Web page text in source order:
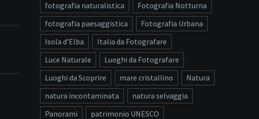
fotografia naturalistica
Fotografia Notturna
fotografia paesaggistica
Fotografia Urbana
Isola d’Elba
Italia da Fotografare
Luce Naturale
Luoghi da Fotografare
Luoghi da Scoprire
mare cristallino
Natura
natura incontaminata
natura selvaggia
Panorami
patrimonio UNESCO